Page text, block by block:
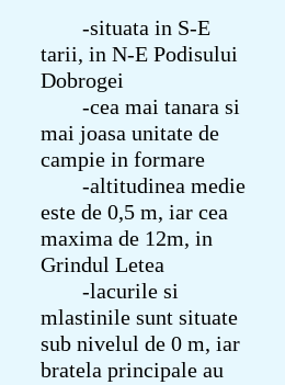
-situata in S-E
tarii, in N-E Podisului
Dobrogei
-cea mai tanara si
mai joasa unitate de
campie in formare
-altitudinea medie
este de 0,5 m, iar cea
maxima de 12m, in
Grindul Letea
-lacurile si
mlastinile sunt situate
sub nivelul de 0 m, iar
bratela principale au